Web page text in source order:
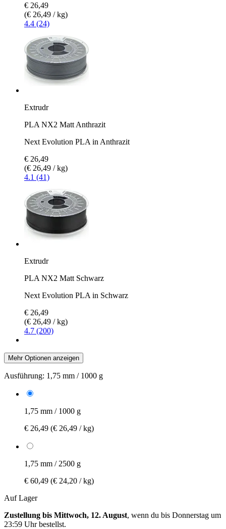
€ 26,49
(€ 26,49 / kg)
4.4 (24)
Extrudr
PLA NX2 Matt Anthrazit
Next Evolution PLA in Anthrazit
€ 26,49
(€ 26,49 / kg)
4.1 (41)
Extrudr
PLA NX2 Matt Schwarz
Next Evolution PLA in Schwarz
€ 26,49
(€ 26,49 / kg)
4.7 (200)
Mehr Optionen anzeigen
Ausführung: 1,75 mm / 1000 g
1,75 mm / 1000 g
€ 26,49 (€ 26,49 / kg)
1,75 mm / 2500 g
€ 60,49 (€ 24,20 / kg)
Auf Lager
Zustellung bis Mittwoch, 12. August, wenn du bis Donnerstag um
23:59 Uhrbestellst.